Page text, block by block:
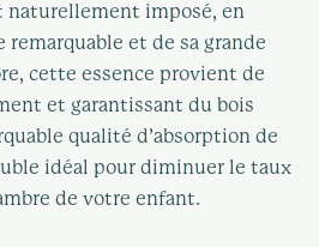
naturellement imposé, en
remarquable et de sa grande
cette essence provient de
et garantissant du bois
qualité d’absorption de
idéal pour diminuer le taux
de votre enfant.